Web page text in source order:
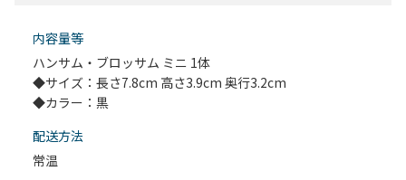
内容量等
ハンサム・ブロッサム ミニ 1体
◆サイズ：長さ7.8cm 高さ3.9cm 奥行3.2cm
◆カラー：黒
配送⽅法
常温